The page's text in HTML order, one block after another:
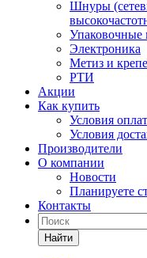
Шнуры
Упаковочные
Электроника
Метиз и
РТИ
Акции
Как купить
Условия
Условия
Производители
О компании
Новости
Планируете
Контакты
Найти